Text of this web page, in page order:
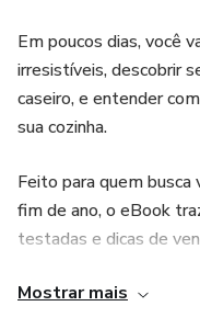
Em poucos dias, você
irresistíveis, descobrir
caseiro, e entender
sua cozinha.
Feito para quem busca
fim de ano, o eBook
testadas e dicas de
Mostrar mais